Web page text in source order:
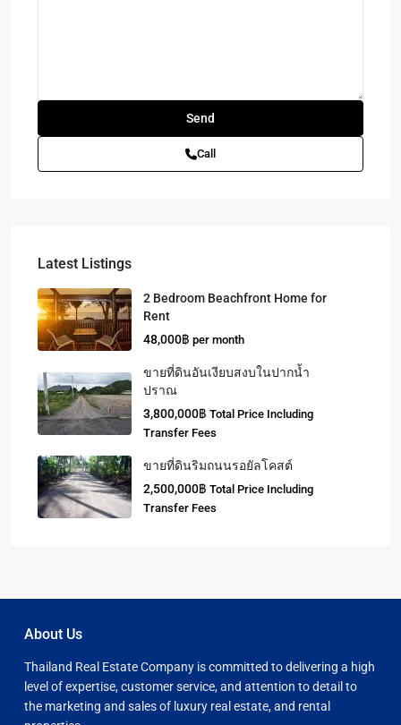
Call
Latest Listings
2 Bedroom Beachfront Home for
Rent
48,000฿ per month
ขายที่ดินอันเงียบสงบในปากน้ำ
ปราณ
3,800,000฿ Total Price Including
Transfer Fees
ขายที่ดินริมถนนรอยัลโคสต์
2,500,000฿ Total Price Including
Transfer Fees
About Us
Thailand Real Estate Company is committed to delivering a high
level of expertise, customer service, and attention to detail to
the marketing and sales of luxury real estate, and rental